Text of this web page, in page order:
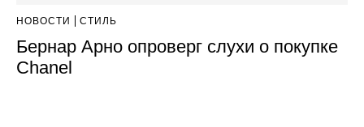
НОВОСТИ СТИЛЬ
Бернар Арно опроверг слухи о покупке
Chanel